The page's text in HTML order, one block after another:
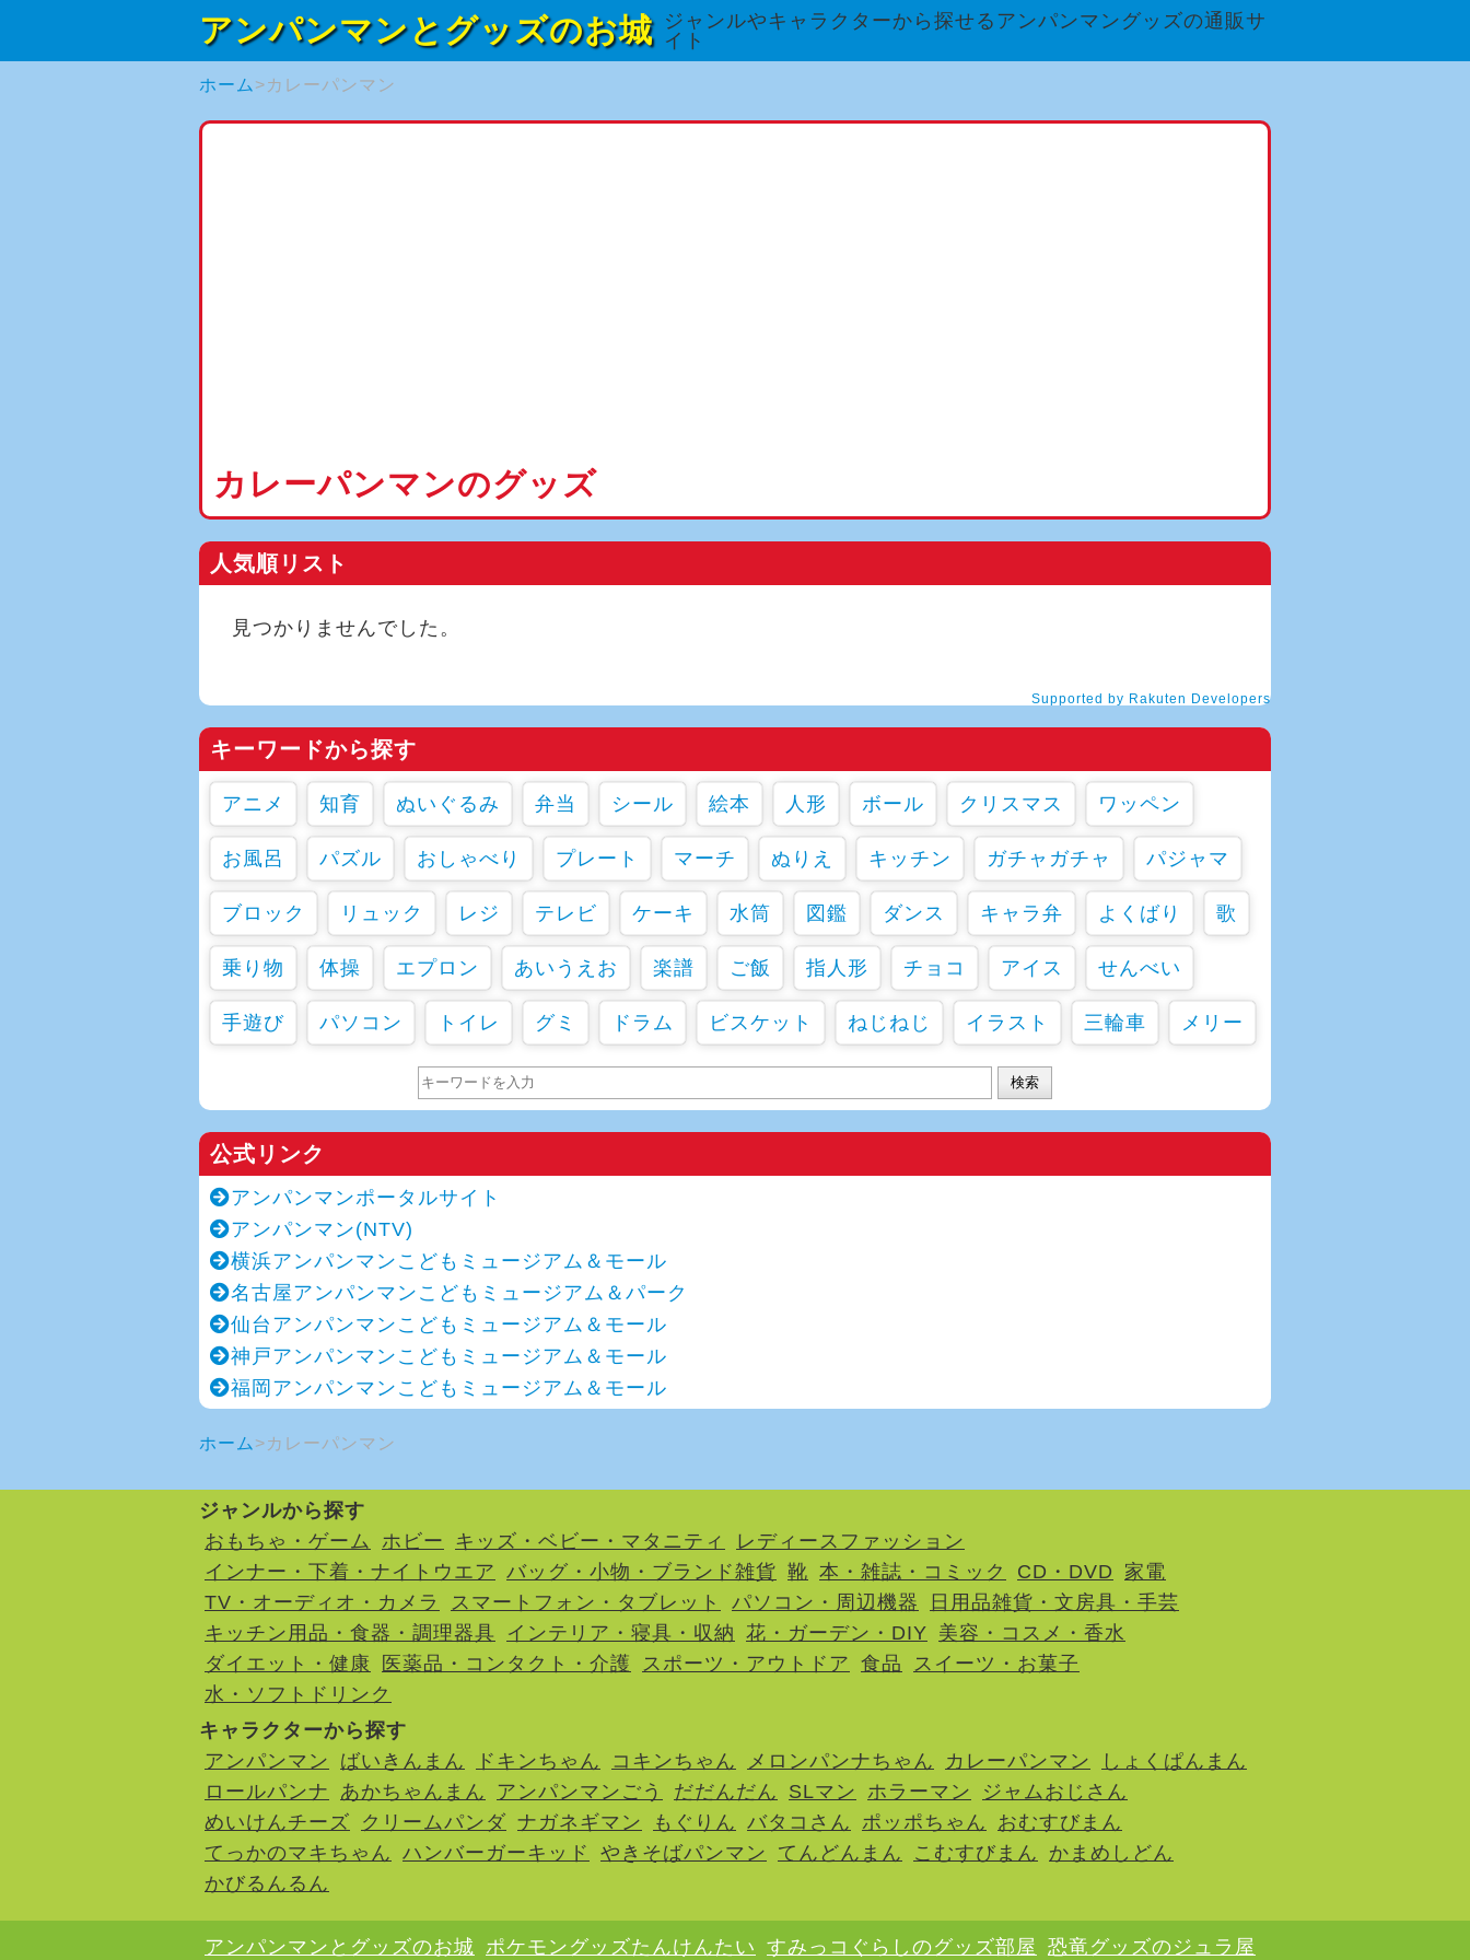
アンパンマンとグッズのお城 ジャンルやキャラクターから探せるアンパンマングッズの通販サ
イト
ホーム カレーパンマン
カレーパンマンのグッズ
人気順リスト
見つかりませんでした。
Supported by Rakuten Developers
キーワードから探す
アニメ 知育 ぬいぐるみ 弁当 シール 絵本 人形 ボール クリスマス ワッペン
お風呂 パズル おしゃべり プレート マーチ ぬりえ キッチン ガチャガチャ パジャマ
ブロック リュック レジ テレビ ケーキ 水筒 図鑑 ダンス キャラ弁 よくばり 歌
乗り物 体操 エプロン あいうえお 楽譜 ご飯 指人形 チョコ アイス せんべい
手遊び パソコン トイレ グミ ドラム ビスケット ねじねじ イラスト 三輪車 メリー
検索
公式リンク
アンパンマンポータルサイト
アンパンマン(NTV)
横浜アンパンマンこどもミュージアム＆モール
名古屋アンパンマンこどもミュージアム＆パーク
仙台アンパンマンこどもミュージアム＆モール
神戸アンパンマンこどもミュージアム＆モール
福岡アンパンマンこどもミュージアム＆モール
ホーム カレーパンマン
ジャンルから探す
おもちゃ・ゲーム
ホビー キッズ・ベビー・マタニティ
レディースファッション
インナー・下着・ナイトウエア バッグ・小物・ブランド雑貨 靴 本・雑誌・コミック CD・DVD
家電
TV・オーディオ・カメラ
スマートフォン・タブレット パソコン・周辺機器
日用品雑貨・文房具・手芸
キッチン用品・食器・調理器具
インテリア・寝具・収納 花・ガーデン・DIY 美容・コスメ・香水
ダイエット・健康
医薬品・コンタクト・介護 スポーツ・アウトドア 食品
スイーツ・お菓子
水・ソフトドリンク
キャラクターから探す
アンパンマン
ばいきんまん ドキンちゃん コキンちゃん メロンパンナちゃん カレーパンマン
しょくぱんまん
ロールパンナ
あかちゃんまん アンパンマンごう だだんだん SLマン ホラーマン
ジャムおじさん
めいけんチーズ
クリームパンダ ナガネギマン もぐりん バタコさん ポッポちゃん
おむすびまん
てっかのマキちゃん ハンバーガーキッド やきそばパンマン てんどんまん こむすびまん
かまめしどん
かびるんるん
アンパンマンとグッズのお城 ポケモングッズたんけんたい すみっコぐらしのグッズ部屋 恐竜グッズのジュラ屋